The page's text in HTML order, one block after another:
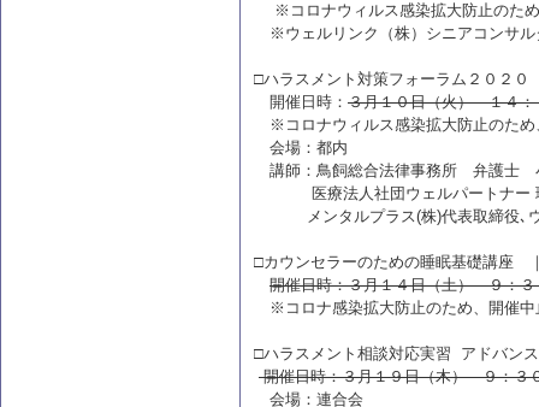
※コロナウィルス感染拡大防止のた
※ウェルリンク（株）シニアコンサル
□ハラスメント対策フォーラム２０２
開催日時： ３月１０日（火） １４：
※コロナウィルス感染拡大防止のため
会場：都内
講師：鳥飼総合法律事務所 弁護士
医療法人社団ウェルパートナー
メンタルプラス(株)代表取締役､ウ
□カウンセラーのための睡眠基礎講座
開催日時：３月１４日（土） ９：３
※コロナ感染拡大防止のため、開催中
□ハラスメント相談対応実習 アドバン
開催日時：３月１９日（木） ９：３
会場：連合会